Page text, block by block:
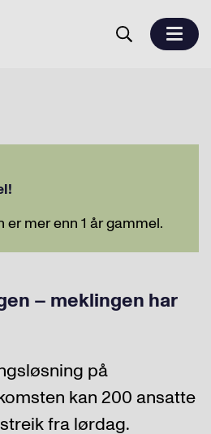
er mer enn 1 år gammel.
– meklingen har
på
kan 200 ansatte
fra lørdag.